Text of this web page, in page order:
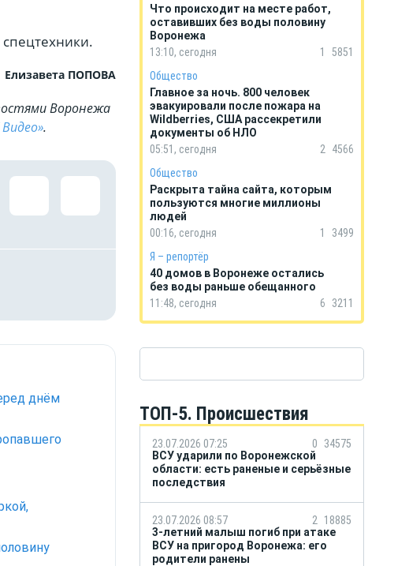
Елизавета ПОПОВА
Воронежа
Видео».
днём
Что происходит на месте работ,
оставивших без воды половину
Воронежа
13:10, сегодня
1
5851
Общество
Главное за ночь. 800 человек
эвакуировали после пожара на
Wildberries, США рассекретили
документы об НЛО
05:51, сегодня
2
4566
Общество
Раскрыта тайна сайта, которым
пользуются многие миллионы
людей
00:16, сегодня
1
3499
Я – репортёр
40 домов в Воронеже остались
без воды раньше обещанного
11:48, сегодня
6 3211
ТОП-5. Происшествия
23.07.2026 07:25 0
34575
ВСУ ударили по Воронежской
области: есть раненые и серьёзные
последствия
23.07.2026 08:57 2
18885
3-летний малыш погиб при атаке
ВСУ на пригород Воронежа: его
родители ранены